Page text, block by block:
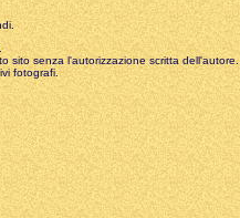
sito senza l'autorizzazione scritta dell'autore.
fotografi.